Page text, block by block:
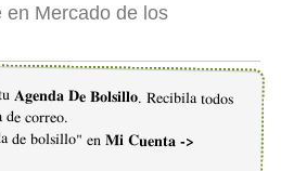
en Mercado de los
Agenda De Bolsillo. Recibila todos
correo.
de bolsillo" en Mi Cuenta ->